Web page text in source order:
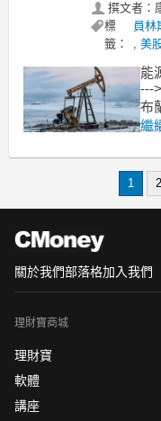
撰文者：
標
籤：
員林
, 美
能
--->
布
紹
原
交
繼
1 2
關於我們部落格加入我們
理財寶商城
理財寶
軟體
講座